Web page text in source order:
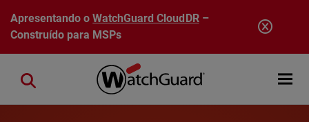
Pular para o conteúdo principal
Apresentando oWatchGuard CloudDR–
Construído para MSPs
Open
Close search